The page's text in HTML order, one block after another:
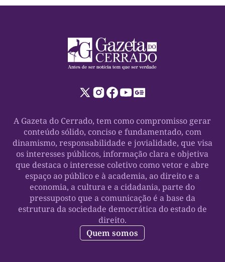
A Gazeta do Cerrado, tem como compromisso gerar
conteúdo sólido, conciso e fundamentado, com
dinamismo, responsabilidade e jovialidade, que visa
os interesses públicos, informação clara e objetiva
que destaca o interesse coletivo como vetor e abre
espaço ao público e à academia, ao direito e a
economia, a cultura e a cidadania, parte do
pressuposto que a comunicação é a base da
estrutura da sociedade democrática do estado de
direito.
Quem somos